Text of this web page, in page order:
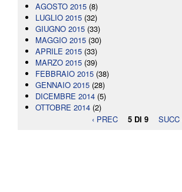
AGOSTO 2015 (8)
LUGLIO 2015 (32)
GIUGNO 2015 (33)
MAGGIO 2015 (30)
APRILE 2015 (33)
MARZO 2015 (39)
FEBBRAIO 2015 (38)
GENNAIO 2015 (28)
DICEMBRE 2014 (5)
OTTOBRE 2014 (2)
‹ PREC
5 DI 9 SUCC